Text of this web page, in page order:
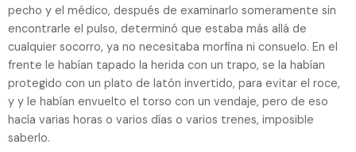
pecho y el médico, después de examinarlo someramente sin
encontrarle el pulso, determinó que estaba más allá de
cualquier socorro, ya no necesitaba morfina ni consuelo. En el
frente le habían tapado la herida con un trapo, se la habían
protegido con un plato de latón invertido, para evitar el roce,
y y le habían envuelto el torso con un vendaje, pero de eso
hacía varias horas o varios días o varios trenes, imposible
saberlo.